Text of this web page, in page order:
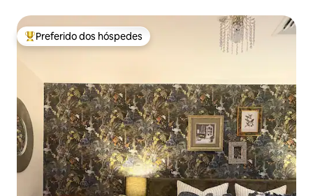
Entre os melhores preferidos dos hóspedes
Preferido dos hóspedes